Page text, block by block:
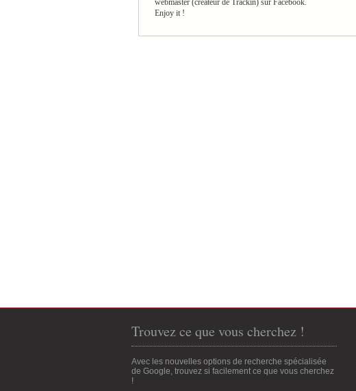
webmaster (créateur de Trackin) sur Facebook.
Enjoy it !
Trouvez ce que vous cherchez !
Avec les nouvelles options de recherche spécialisée
de Google, trouvez si facilement ce que vous cherchez
!